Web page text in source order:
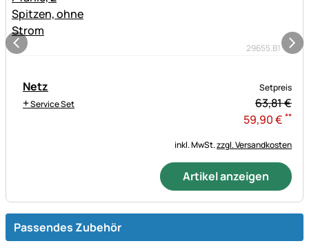
29655.B1
Netz
+Service Set
Setpreis
63,81€
59,90€ **
inkl. MwSt.zzgl. Versandkosten
Artikel anzeigen
Passendes Zubehör